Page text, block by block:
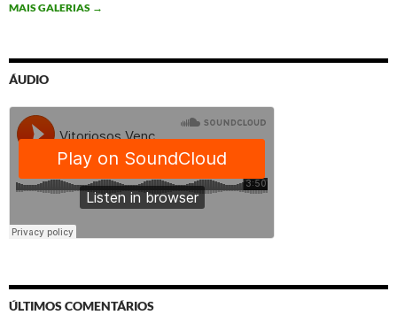
MAIS GALERIAS →
ÁUDIO
ÚLTIMOS COMENTÁRIOS